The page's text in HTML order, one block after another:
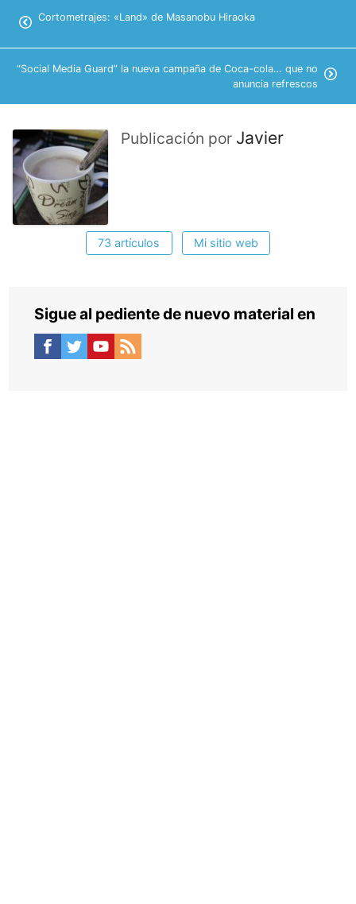
Cortometrajes: «Land» de Masanobu Hiraoka
“Social Media Guard” la nueva campaña de Coca-cola… que no
anuncia refrescos
Publicación por Javier
73 artículos Mi sitio web
Sigue al pediente de nuevo material en